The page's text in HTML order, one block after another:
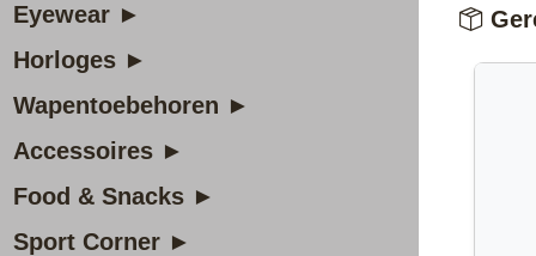
Eyewear ►
Horloges ►
Wapentoebehoren ►
Accessoires ►
Food & Snacks ►
Sport Corner ►